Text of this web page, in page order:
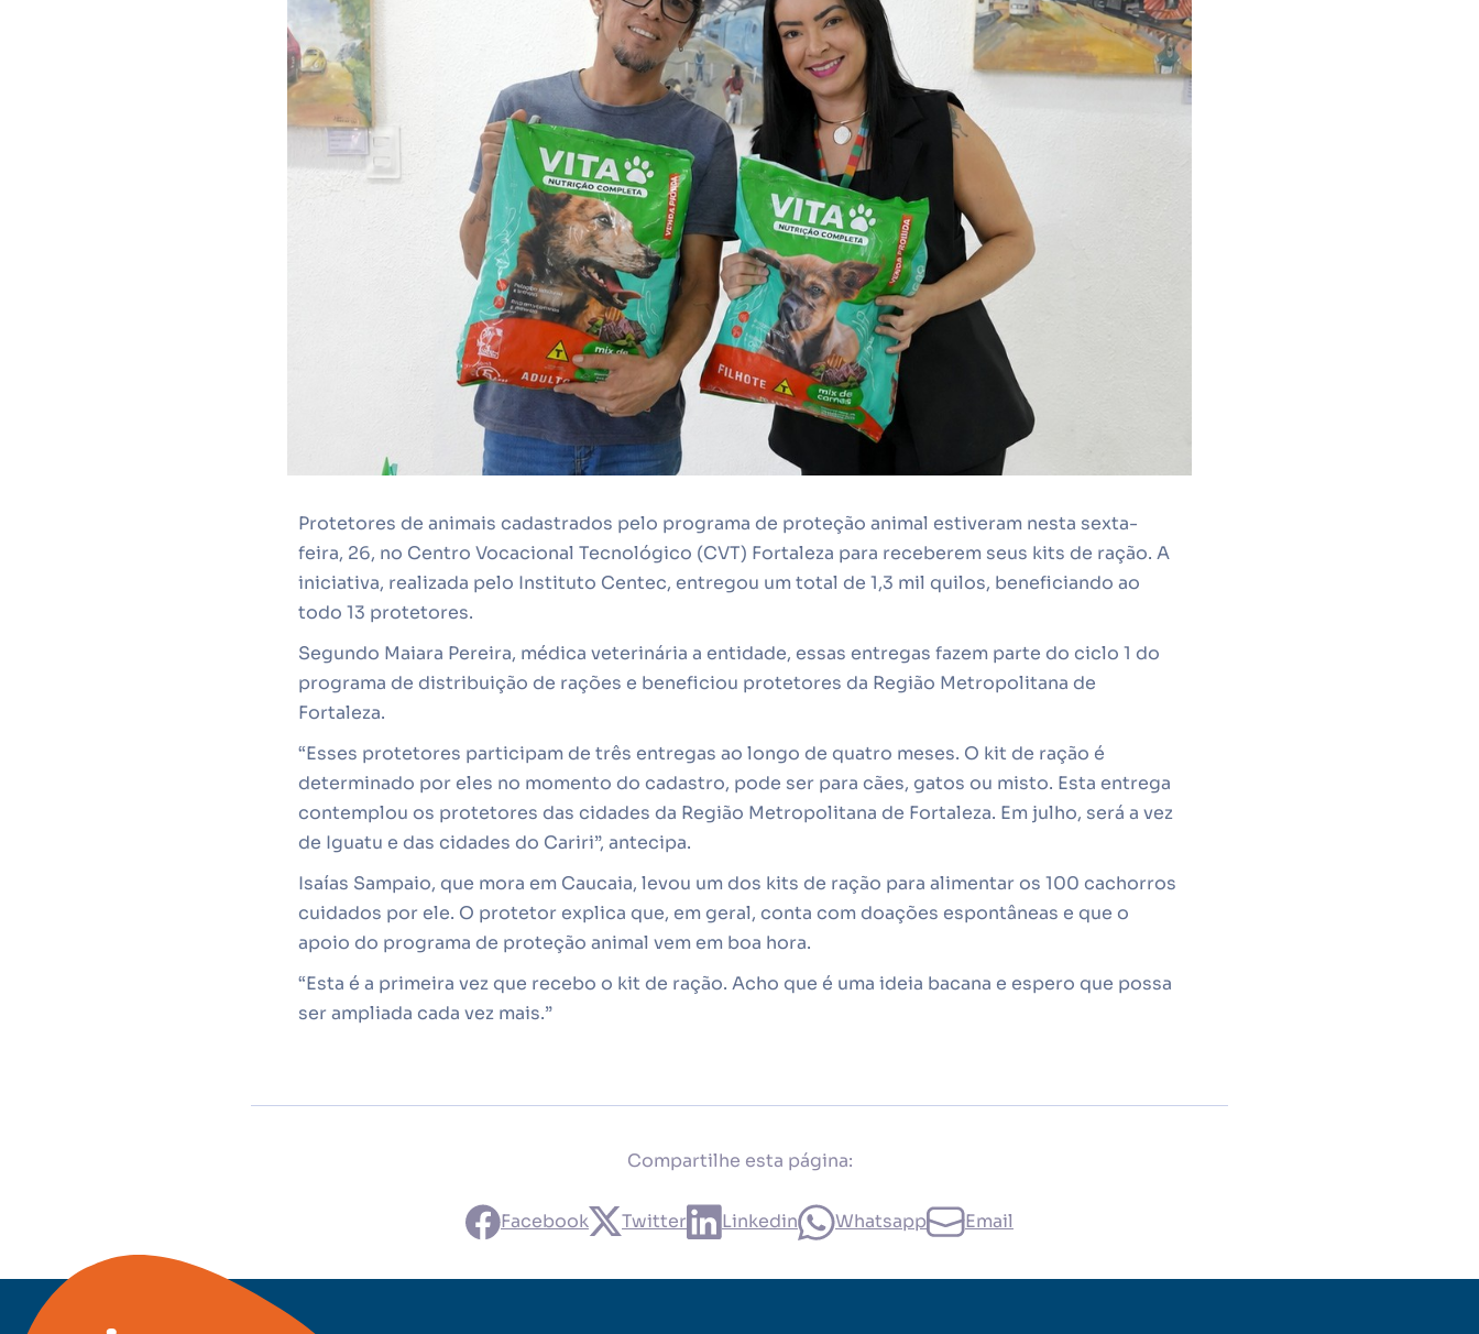
Protetores de animais cadastrados pelo programa de proteção animal estiveram nesta sexta-
feira, 26, no Centro Vocacional Tecnológico (CVT) Fortaleza para receberem seus kits de ração. A
iniciativa, realizada pelo Instituto Centec, entregou um total de 1,3 mil quilos, beneficiando ao
todo 13 protetores.
Segundo Maiara Pereira, médica veterinária a entidade, essas entregas fazem parte do ciclo 1 do
programa de distribuição de rações e beneficiou protetores da Região Metropolitana de
Fortaleza.
“Esses protetores participam de três entregas ao longo de quatro meses. O kit de ração é
determinado por eles no momento do cadastro, pode ser para cães, gatos ou misto. Esta entrega
contemplou os protetores das cidades da Região Metropolitana de Fortaleza. Em julho, será a vez
de Iguatu e das cidades do Cariri”, antecipa.
Isaías Sampaio, que mora em Caucaia, levou um dos kits de ração para alimentar os 100 cachorros
cuidados por ele. O protetor explica que, em geral, conta com doações espontâneas e que o
apoio do programa de proteção animal vem em boa hora.
“Esta é a primeira vez que recebo o kit de ração. Acho que é uma ideia bacana e espero que possa
ser ampliada cada vez mais.”
Compartilhe esta página:
Facebook Twitter Linkedin Whatsapp Email